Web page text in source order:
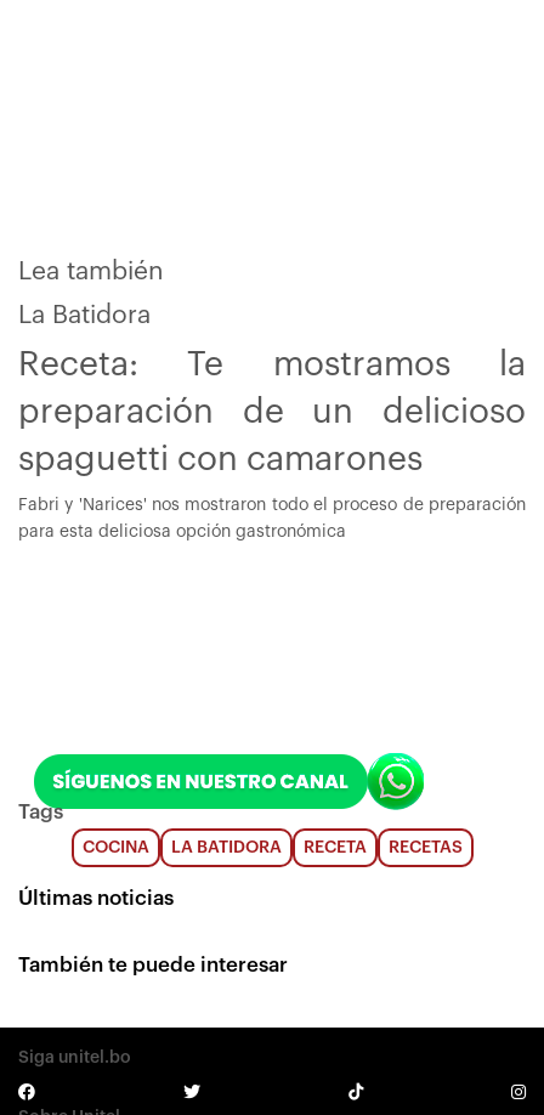
Lea también
La Batidora
Receta: Te mostramos la
preparación de un delicioso
spaguetti con camarones
Fabri y 'Narices' nos mostraron todo el proceso de preparación
para esta deliciosa opción gastronómica
Tags
COCINA LA BATIDORA RECETA RECETAS
Últimas noticias
También te puede interesar
Siga unitel.bo